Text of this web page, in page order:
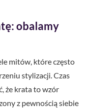
obalamy
mitów, które często
stylizacji. Czas
że krata to wzór
z pewnością siebie